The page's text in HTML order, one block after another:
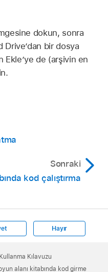
dokun, sonra
bir dosya
Ekle’ye de (arşivin en
Sonraki
kod çalıştırma
Hayır
Kılavuzu
alanı kitabında kod girme